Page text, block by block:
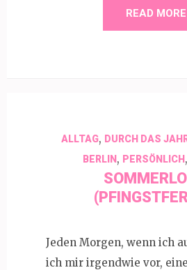
READ MORE
ALLTAG, DURCH DAS
BERLIN, PERSÖNLICH,
Jeden Morgen, wenn ich
ich mir irgendwie vor,